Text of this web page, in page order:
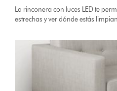
La rinconera con luces LED te
estrechas y ver dónde estás